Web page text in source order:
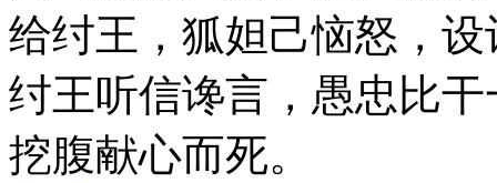
给纣王，狐妲己恼怒，
纣王听信谗言，愚忠比
挖腹献心而死。